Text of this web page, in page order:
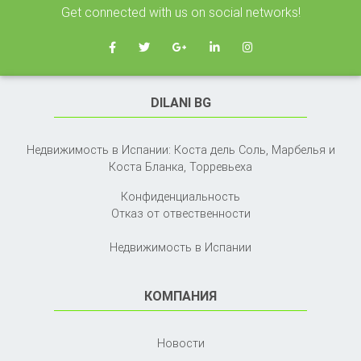
Get connected with us on social networks!
DILANI BG
Недвижимость в Испании: Коста дель Соль, Марбелья и
Коста Бланка, Торревьеха
Конфиденциальность
Отказ от отвественности
Недвижимость в Испании
КОМПАНИЯ
Новости